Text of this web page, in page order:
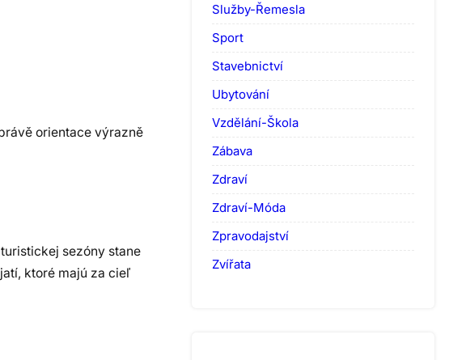
orientace výrazně
sezóny stane
ktoré majú za cieľ
Služby-Řemesla
Sport
Stavebnictví
Ubytování
Vzdělání-Škola
Zábava
Zdraví
Zdraví-Móda
Zpravodajství
Zvířata